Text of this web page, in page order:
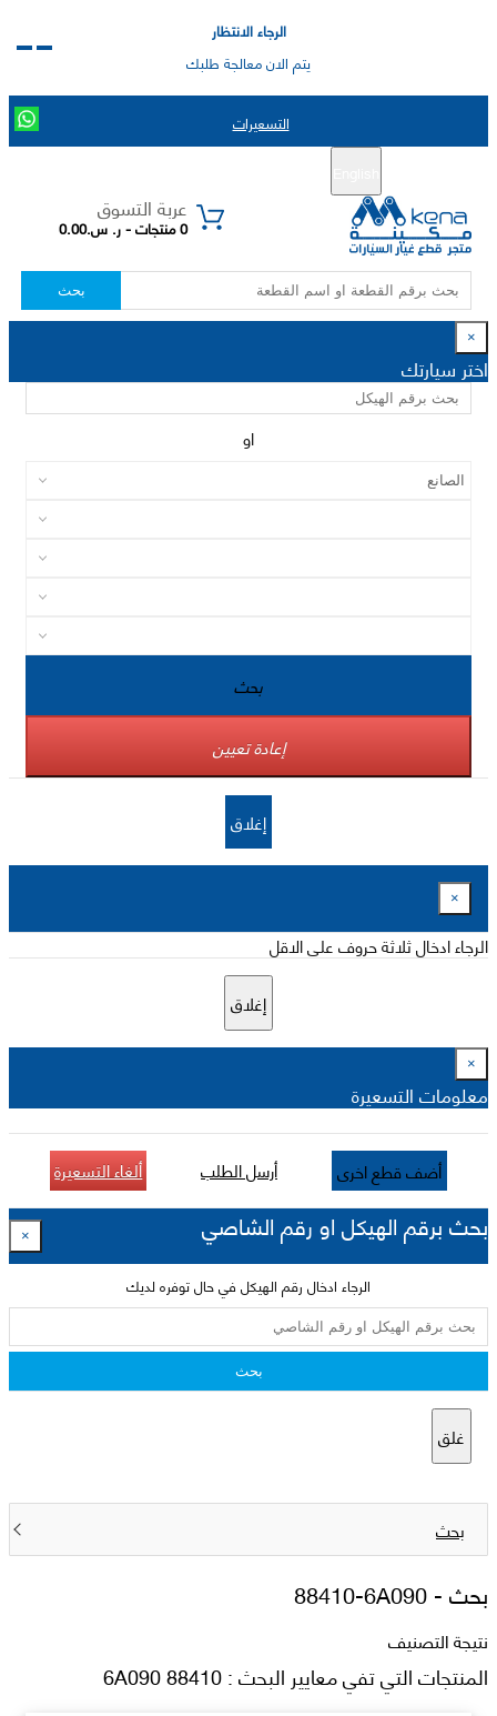
الرجاء الانتظار
يتم الان معالجة طلبك
التسعيرات
عربة التسوق
0 منتجات - ر. س.0.00
بحث
×
اختر سيارتك
او
بحث
إعادة تعيين
إغلاق
×
الرجاء ادخال ثلاثة حروف على الاقل
إغلاق
×
معلومات التسعيرة
أضف قطع اخرى أرسل الطلب ألغاء التسعيرة
بحث برقم الهيكل او رقم الشاصي ×
الرجاء ادخال رقم الهيكل في حال توفره لديك
بحث
غلق
بحث
بحث -88410-6A090
نتيجة التصنيف
المنتجات التي تفي معايير البحث : 88410 6A090